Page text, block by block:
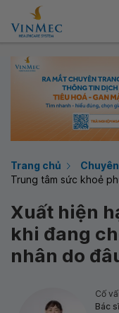
Trang chủ
Trung tâm sức khoẻ
Xuất hiện
khi đang
nhân do
Cố
Bác